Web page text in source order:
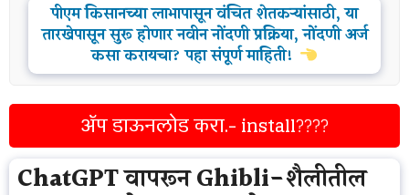
पीएम किसानच्या लाभापासून वंचित शेतकऱ्यांसाठी, या
तारखेपासून सुरू होणार नवीन नोंदणी प्रक्रिया, नोंदणी अर्ज
कसा करायचा? पहा संपूर्ण माहिती!
ॲप डाऊनलोड करा.- install????
ChatGPT वापरून Ghibli-शैलीतील